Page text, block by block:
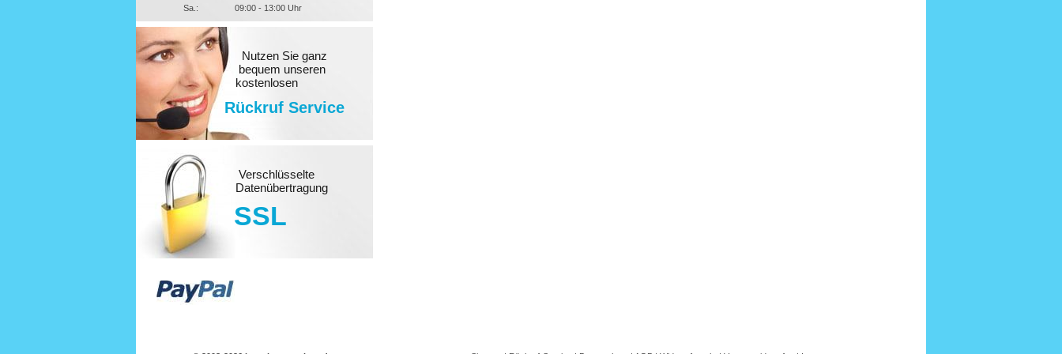
Sa.:
09:00 - 13:00 Uhr
Nutzen Sie ganz
bequem unseren
kostenlosen
Rückruf Service
Verschlüsselte
Datenübertragung
SSL